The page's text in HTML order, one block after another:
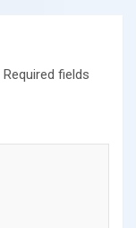
Required fields